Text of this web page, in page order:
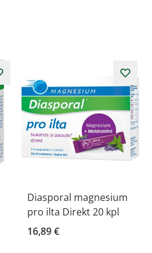
Diasporal magnesium
pro ilta Direkt 20 kpl
16,89 €